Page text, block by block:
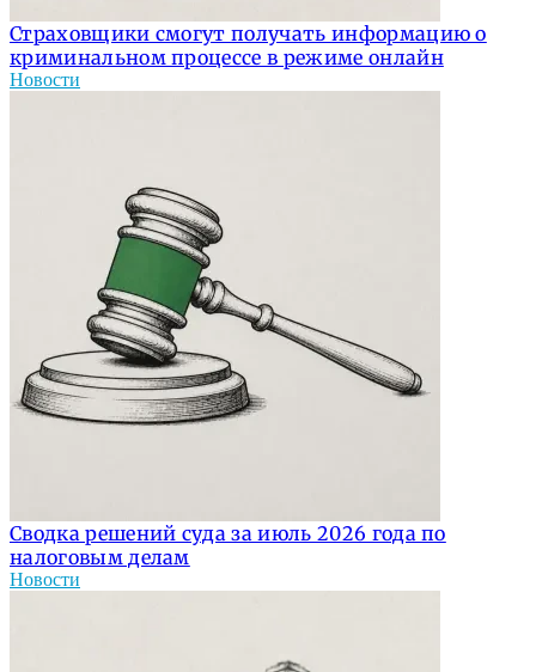
Страховщики смогут получать информацию о
криминальном процессе в режиме онлайн
Новости
Сводка решений суда за июль 2026 года по
налоговым делам
Новости